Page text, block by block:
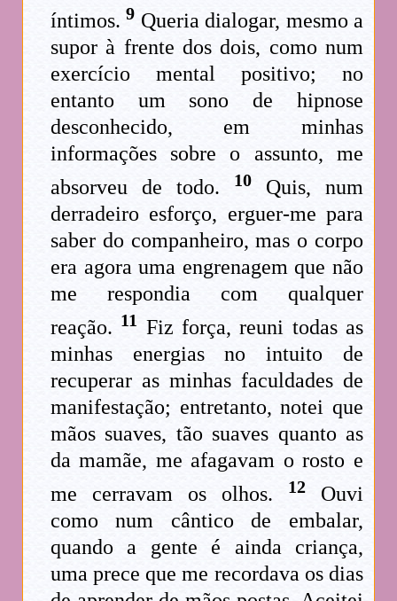
íntimos.9 Queria dialogar, mesmo a
supor à frente dos dois, como num
exercício mental positivo; no
entanto um sono de hipnose
desconhecido, em minhas
informações sobre o assunto, me
absorveu de todo.
10Quis, num
derradeiro esforço, erguer-me para
saber do companheiro, mas o corpo
era agora uma engrenagem que não
me respondia com qualquer
reação. 11 Fiz força, reuni todas as
minhas energias no intuito de
recuperar as minhas faculdades de
manifestação; entretanto, notei que
mãos suaves, tão suaves quanto as
da mamãe, me afagavam o rosto e
me cerravam os olhos.
12Ouvi
como num cântico de embalar,
quando a gente é ainda criança,
uma prece que me recordava os dias